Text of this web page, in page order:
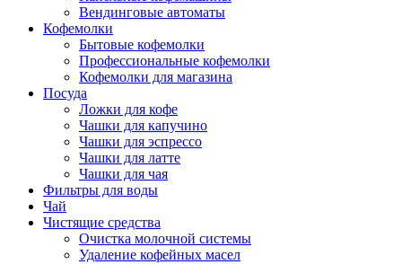
Вендинговые автоматы
Кофемолки
Бытовые кофемолки
Профессиональные кофемолки
Кофемолки для магазина
Посуда
Ложки для кофе
Чашки для капучино
Чашки для эспрессо
Чашки для латте
Чашки для чая
Фильтры для воды
Чай
Чистящие средства
Очистка молочной системы
Удаление кофейных масел